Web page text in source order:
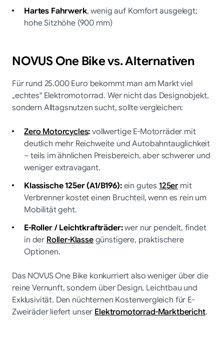
Hartes Fahrwerk, wenig auf Komfort ausgelegt;
hohe Sitzhöhe (900 mm)
NOVUS One Bike vs. Alternativen
Für rund 25.000 Euro bekommt man am Markt viel
„echtes" Elektromotorrad. Wer nicht das Designobjekt,
sondern Alltagsnutzen sucht, sollte vergleichen:
Zero Motorcycles:vollwertige E-Motorräder mit
deutlich mehr Reichweite und Autobahntauglichkeit
– teils im ähnlichen Preisbereich, aber schwerer und
weniger extravagant.
Klassische 125er (A1/B196):ein gutes125ermit
Verbrenner kostet einen Bruchteil, wenn es rein um
Mobilität geht.
E-Roller / Leichtkrafträder:wer nur pendelt, findet
in derRoller-Klassegünstigere, praktischere
Optionen.
Das NOVUS One Bike konkurriert also weniger über die
reine Vernunft, sondern über Design, Leichtbau und
Exklusivität. Den nüchternen Kostenvergleich für E-
Zweiräder liefert unserElektromotorrad-Marktbericht.